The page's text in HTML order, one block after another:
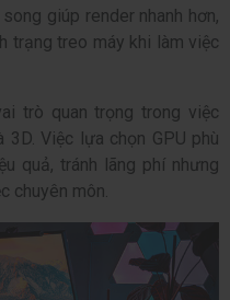
giúp render nhanh hơn,
trạng treo máy khi làm việc
trò quan trọng trong việc
Việc lựa chọn GPU phù
quả, tránh lãng phí nhưng
chuyên môn.